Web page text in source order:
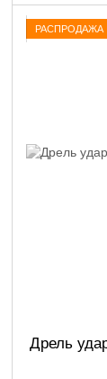
РАСПРОДАЖА
Дрель